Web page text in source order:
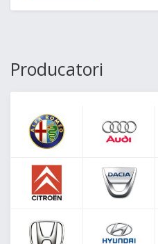
Producatori